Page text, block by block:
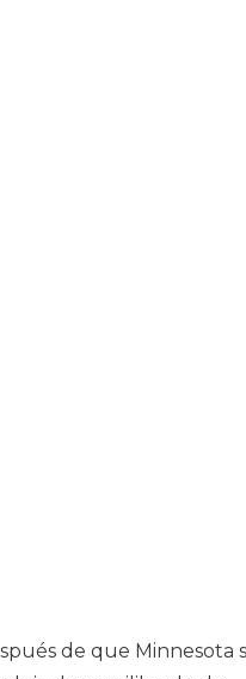
de que Minnesota